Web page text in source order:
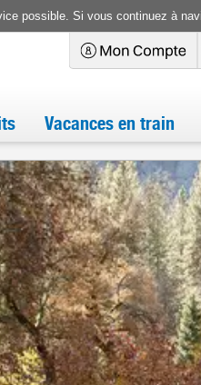
possible. Si vous continuez à
Vacances en train